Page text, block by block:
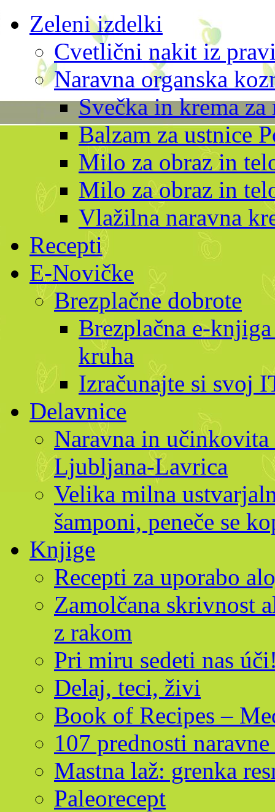
Zeleni izdelki
Cvetlični nakit iz
Naravna organska
Svečka in krema
Balzam za ustnice
Milo za obraz in
Milo za obraz in
Vlažilna naravna
Recepti
E-Novičke
Brezplačne dobrote
Brezplačna e-
kruha
Izračunajte si svoj
Delavnice
Naravna in
Ljubljana-Lavrica
Velika milna
šamponi, peneče se
Knjige
Recepti za uporabo
Zamolčana skrivnost
z rakom
Pri miru sedeti nas
Delaj, teci, živi
Book of Recipes –
107 prednosti
Mastna laž: grenka
Paleorecept